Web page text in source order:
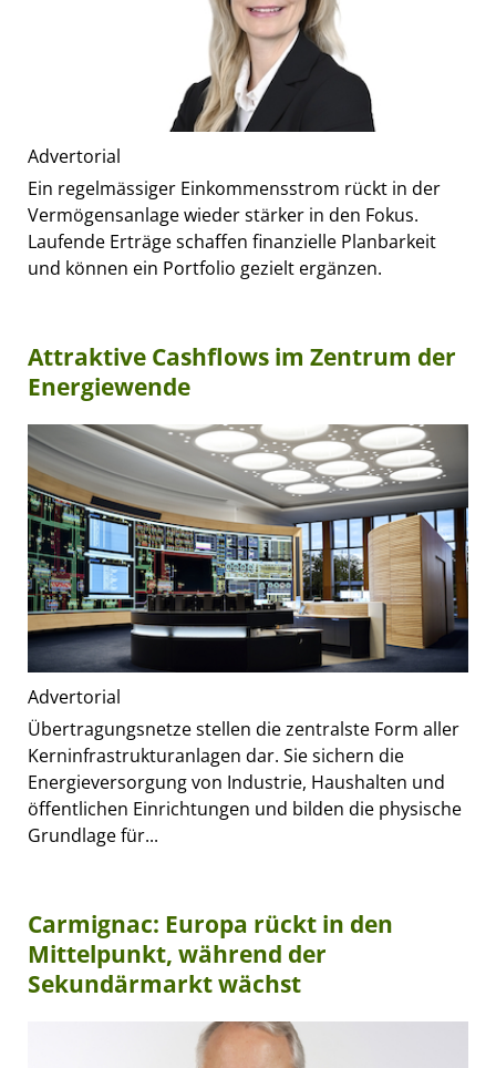
Advertorial
Ein regelmässiger Einkommensstrom rückt in der
Vermögensanlage wieder stärker in den Fokus.
Laufende Erträge schaffen finanzielle Planbarkeit
und können ein Portfolio gezielt ergänzen.
Attraktive Cashflows im Zentrum der
Energiewende
Advertorial
Übertragungsnetze stellen die zentralste Form aller
Kerninfrastrukturanlagen dar. Sie sichern die
Energieversorgung von Industrie, Haushalten und
öffentlichen Einrichtungen und bilden die physische
Grundlage für...
Carmignac: Europa rückt in den
Mittelpunkt, während der
Sekundärmarkt wächst